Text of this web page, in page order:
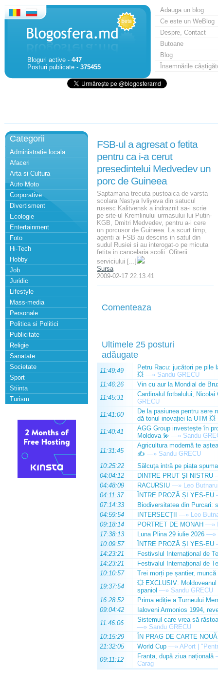
Bloguri active - 447
Posturi publicate - 375455
Adauga un blog
Ce este un WeBlog
Despre, Contact
Butoane
Blog
Însemnările
Categorii
Administratie locala
Afaceri
Arta si Cultura
Auto Moto
Corporative
Divertisment
Ecologie
Entertainment
Foto
Hi-Tech
Hobby
Job
Juridic
Lifestyle
Mass-media
Personale
Politica si Politici
Publicitate
Religie
Sanatate
Societate
Sport
Stiinta
Turism
FSB-ul a agresat o fetita
pentru ca i-a cerut
presedintelui Medvedev un
porc de Guineea
Saptamana trecuta pustoaica de varsta
scolara Nastya Ivliyeva din satucul
rusesc Kalitvensk a indraznit sa-i scrie
pe site-ul Kremlinului urmasului lui Putin-
KGB, Dmitri Medvedev, pentru a-i cere
un porcusor de Guineea. La scurt timp,
agenti ai FSB au descins in satul din
sudul Rusiei si au interogat-o pe micuta
fetita in cancelaria scolii. Ofiterii
serviciului [...]
Sursa
2009-02-17 22:13:41
Comenteaza
Ultimele 25 posturi
adăugate
11:49:49
Petru Racu: jucători pe pile
💥 —» Sandu GRECU
11:46:26
Vin cu aur la Mondial de
11:45:31
Cardinalul fotbalului,
GRECU
11:41:00
De la pasiunea pentru sere
dă tonul inovației la UTM 💥
11:40:41
AGG Group investește în
Moldova 💫 —» Sandu
11:31:45
Agricultura modernă te
✍️ —» Sandu GRECU
10:25:22
Sălcuța intră pe piața
04:04:12
DINTRE PRUT ȘI NISTRU
04:48:09
RACURSIU —» Leo Butnaru
04:11:37
ÎNTRE PROZĂ ȘI YES-EU
07:14:33
Biodiversitatea din Purcari:
04:59:54
INTERSECȚII —» Leo
09:18:14
PORTRET DE MONAH —»
17:38:13
Luna Plina 29 iulie 2026 —»
10:09:57
ÎNTRE PROZĂ ȘI YES-EU
14:23:21
Festivslul Internațional de
14:23:21
Festivalul Internațional de
10:10:57
Trei morți pe șantier, muncă
19:37:54
💥 EXCLUSIV:
spaniol —» Sandu GRECU
16:28:52
Prima ediție a Turneului
09:04:42
Ialoveni Armonios 1994,
11:46:06
Sistemul care vrea să
—» Sandu GRECU
10:15:29
ÎN PRAG DE CARTE NOUĂ
21:32:05
World Cup —» APort |
09:11:12
Franța, după ziua națională
Carag